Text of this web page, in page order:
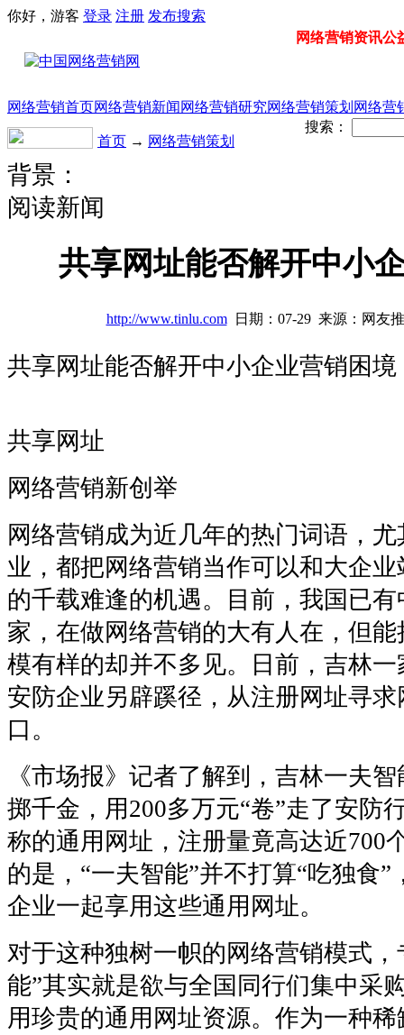
你好，游客 登录 注册 发布搜索
网络营销资讯公
网络营销首页网络营销新闻 网络营销研究网络营销策划 网络营
首页 → 网络营销策划
搜索：
背景：
阅读新闻
共享网址能否解开中小
http://www.tinlu.com日期：07-29 来源：网友
共享网址能否解开中小企业营销困境
共享网址
网络营销新创举
网络营销成为近几年的热门词语，
业，都把网络营销当作可以和大企
的千载难逢的机遇。目前，我国已
家，在做网络营销的大有人在，但
模有样的却并不多见。日前，吉林一
安防企业另辟蹊径，从注册网址寻
口。
《市场报》记者了解到，吉林一夫
掷千金，用200多万元“卷”走了安防
称的通用网址，注册量竟高达近700
的是，“一夫智能”并不打算“吃独食
企业一起享用这些通用网址。
对于这种独树一帜的网络营销模式
能”其实就是欲与全国同行们集中采
用珍贵的通用网址资源。作为一种